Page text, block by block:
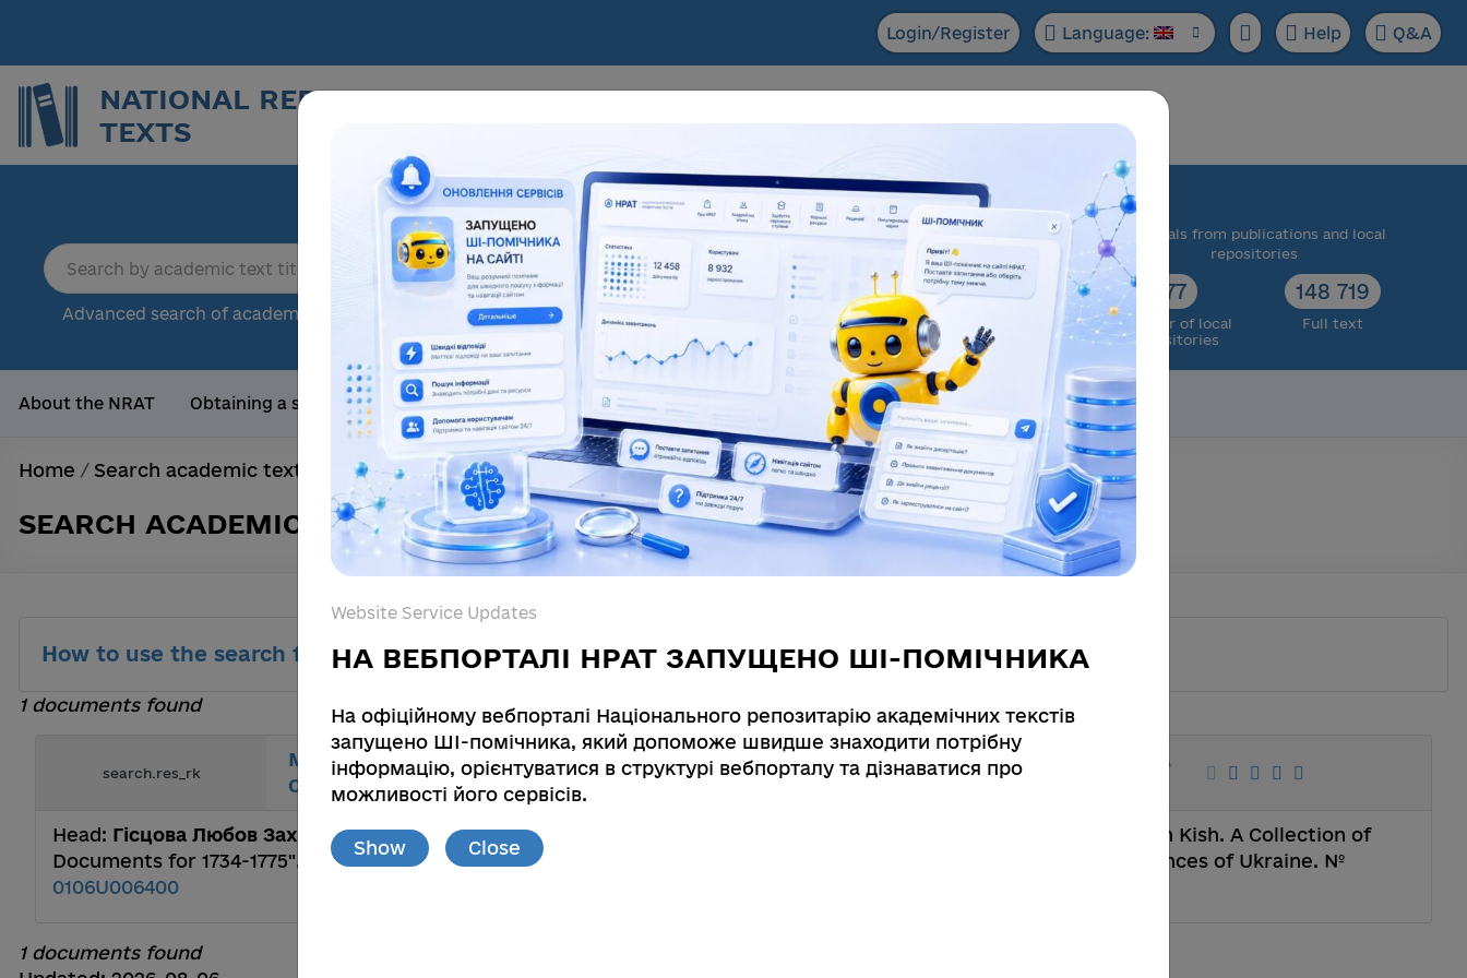
Login/Register Language: Help Q&A
NATIONAL REPOSITORY OF ACADEMIC
TEXTS
Advanced search of academic text
The NRAT database:
Reports in the field of scientific and
scientific and technical activities
186 155
Total number
138 083
Full text
Dissertations for obtaining scientific
degrees and abstracts
181 945
Total number
173 174
Full text
Materials from publications and local
repositories
77
Number of local
repositories
148 719
Full text
About the NRAT Obtaining a scientific degree Useful resources Reviews Popularization of science Scientific data
Home / Search academic texts
SEARCH ACADEMIC TEXTS
How to use the search function
1 documents found
search.res_rk
Monuments of Zaporizhzhia's Cossacks History: "The Archives of Zaporizhzhia's Sich Kish. A
Collection of Documents for 1734-1775".
Head: Гісцова Любов Захарівна. Monuments of Zaporizhzhia's Cossacks History: "The Archives of Zaporizhzhia's Sich Kish. A Collection of
Documents for 1734-1775".. Institute of Ukrainian Archeography and Source Studies of the National Academy of Sciences of Ukraine. №
0106U006400
1 documents found
Website Service Updates
НА ВЕБПОРТАЛІ НРАТ ЗАПУЩЕНО ШІ-ПОМІЧНИКА
На офіційному вебпорталі Національного репозитарію академічних текстів
запущено ШІ-помічника, який допоможе швидше знаходити потрібну
інформацію, орієнтуватися в структурі вебпорталу та дізнаватися про
можливості його сервісів.
Show Close